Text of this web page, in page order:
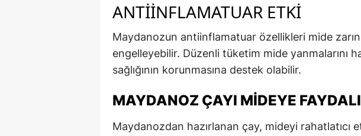
ANTIINFLAMATUAR ETKI
Maydanozun antiinflamatuar özellikleri mide
engelleyebilir. Düzenli tüketim mide yanmalarını
sağlığının korunmasına destek olabilir.
MAYDANOZ ÇAYI MIDEYE
Maydanozdan hazırlanan çay, mideyi rahatlatıcı